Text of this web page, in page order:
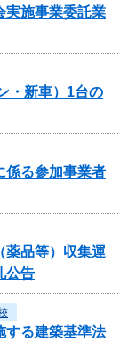
実施事業委託業
・新車）1台の
係る参加事業者
薬品等）収集運
公告
する建築基準法